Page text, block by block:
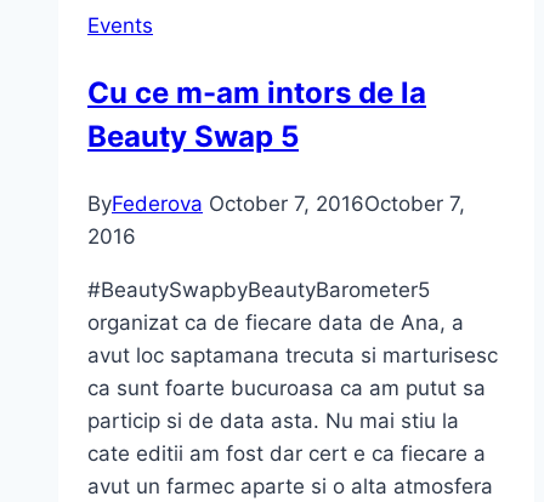
shopping)
Events
Cu ce m-am intors de la
Beauty Swap 5
ByFederova October 7, 2016October 7,
2016
#BeautySwapbyBeautyBarometer5
organizat ca de fiecare data de Ana, a
avut loc saptamana trecuta si marturisesc
ca sunt foarte bucuroasa ca am putut sa
particip si de data asta. Nu mai stiu la
cate editii am fost dar cert e ca fiecare a
avut un farmec aparte si o alta atmosfera